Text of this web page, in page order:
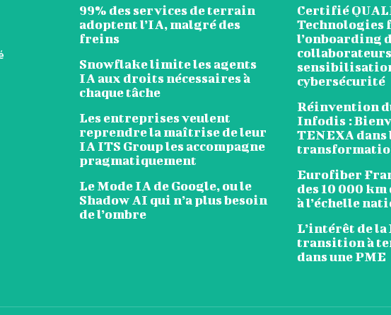
99% des services de terrain
adoptent l’IA, malgré des
freins
Snowflake limite les agents
IA aux droits nécessaires à
chaque tâche
Les entreprises veulent
reprendre la maîtrise de leur
IA ITS Group les accompagne
pragmatiquement
Le Mode IA de Google, ou le
Shadow AI qui n’a plus besoin
de l’ombre
Certifié
Technologies
l’onboarding
cybersécurité
Réinvention
Infodis :
TENEXA dans
Eurofiber
des 10 000
à l’échelle
L’intérêt de la
transition à
dans une PME